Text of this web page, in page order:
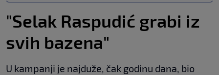
"Selak Raspudić grabi iz
svih bazena"
U kampanji je najduže, čak godinu dana, bio